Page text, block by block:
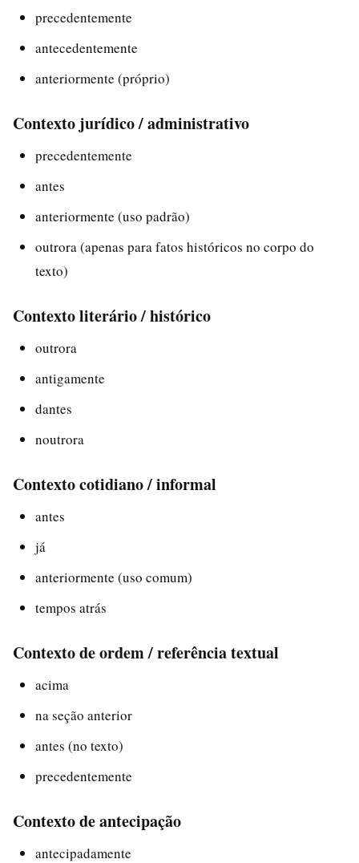
precedentemente
antecedentemente
anteriormente (próprio)
Contexto jurídico / administrativo
precedentemente
antes
anteriormente (uso padrão)
outrora (apenas para fatos históricos no corpo do
texto)
Contexto literário / histórico
outrora
antigamente
dantes
noutrora
Contexto cotidiano / informal
antes
já
anteriormente (uso comum)
tempos atrás
Contexto de ordem / referência textual
acima
na seção anterior
antes (no texto)
precedentemente
Contexto de antecipação
antecipadamente